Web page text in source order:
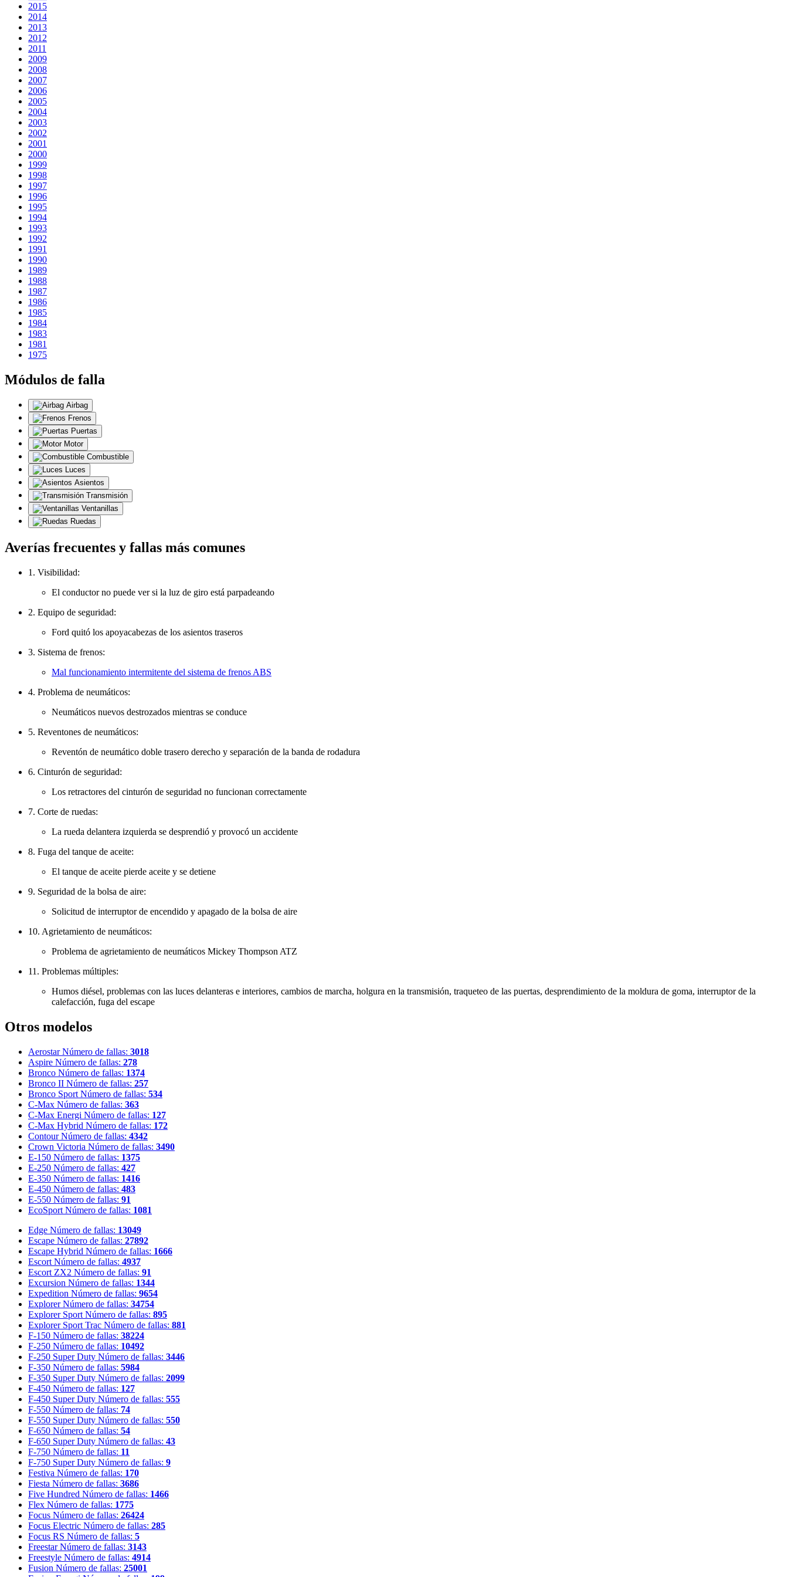
2015
2014
2013
2012
2011
2009
2008
2007
2006
2005
2004
2003
2002
2001
2000
1999
1998
1997
1996
1995
1994
1993
1992
1991
1990
1989
1988
1987
1986
1985
1984
1983
1981
1975
Módulos de falla
Airbag
Frenos
Puertas
Motor
Combustible
Luces
Asientos
Transmisión
Ventanillas
Ruedas
Averías frecuentes y fallas más comunes
1. Visibilidad:
El conductor no puede ver si la luz de giro está parpadeando
2. Equipo de seguridad:
Ford quitó los apoyacabezas de los asientos traseros
3. Sistema de frenos:
Mal funcionamiento intermitente del sistema de frenos ABS
4. Problema de neumáticos:
Neumáticos nuevos destrozados mientras se conduce
5. Reventones de neumáticos:
Reventón de neumático doble trasero derecho y separación de la banda de rodadura
6. Cinturón de seguridad:
Los retractores del cinturón de seguridad no funcionan correctamente
7. Corte de ruedas:
La rueda delantera izquierda se desprendió y provocó un accidente
8. Fuga del tanque de aceite:
El tanque de aceite pierde aceite y se detiene
9. Seguridad de la bolsa de aire:
Solicitud de interruptor de encendido y apagado de la bolsa de aire
10. Agrietamiento de neumáticos:
Problema de agrietamiento de neumáticos Mickey Thompson ATZ
11. Problemas múltiples:
Humos diésel, problemas con las luces delanteras e interiores, cambios de marcha, holgura en la transmisión, traqueteo de las puertas, desprendimiento de la moldura de goma, interruptor de la
calefacción, fuga del escape
Otros modelos
Aerostar Número de fallas: 3018
Aspire Número de fallas: 278
Bronco Número de fallas: 1374
Bronco II Número de fallas: 257
Bronco Sport Número de fallas: 534
C-Max Número de fallas: 363
C-Max Energi Número de fallas: 127
C-Max Hybrid Número de fallas: 172
Contour Número de fallas: 4342
Crown Victoria Número de fallas: 3490
E-150 Número de fallas: 1375
E-250 Número de fallas: 427
E-350 Número de fallas: 1416
E-450 Número de fallas: 483
E-550 Número de fallas: 91
EcoSport Número de fallas: 1081
Edge Número de fallas: 13049
Escape Número de fallas: 27892
Escape Hybrid Número de fallas: 1666
Escort Número de fallas: 4937
Escort ZX2 Número de fallas: 91
Excursion Número de fallas: 1344
Expedition Número de fallas: 9654
Explorer Número de fallas: 34754
Explorer Sport Número de fallas: 895
Explorer Sport Trac Número de fallas: 881
F-150 Número de fallas: 38224
F-250 Número de fallas: 10492
F-250 Super Duty Número de fallas: 3446
F-350 Número de fallas: 5984
F-350 Super Duty Número de fallas: 2099
F-450 Número de fallas: 127
F-450 Super Duty Número de fallas: 555
F-550 Número de fallas: 74
F-550 Super Duty Número de fallas: 550
F-650 Número de fallas: 54
F-650 Super Duty Número de fallas: 43
F-750 Número de fallas: 11
F-750 Super Duty Número de fallas: 9
Festiva Número de fallas: 170
Fiesta Número de fallas: 3686
Five Hundred Número de fallas: 1466
Flex Número de fallas: 1775
Focus Número de fallas: 26424
Focus Electric Número de fallas: 285
Focus RS Número de fallas: 5
Freestar Número de fallas: 3143
Freestyle Número de fallas: 4914
Fusion Número de fallas: 25001